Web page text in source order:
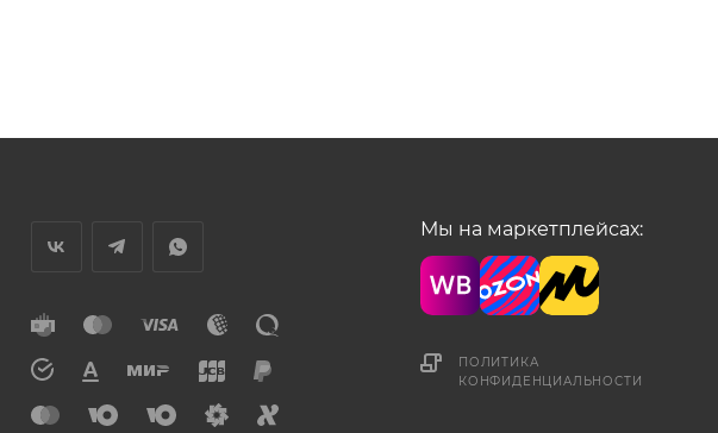
Мы на маркетплейсах:
ПОЛИТИКА
КОНФИДЕНЦИАЛЬНОСТИ